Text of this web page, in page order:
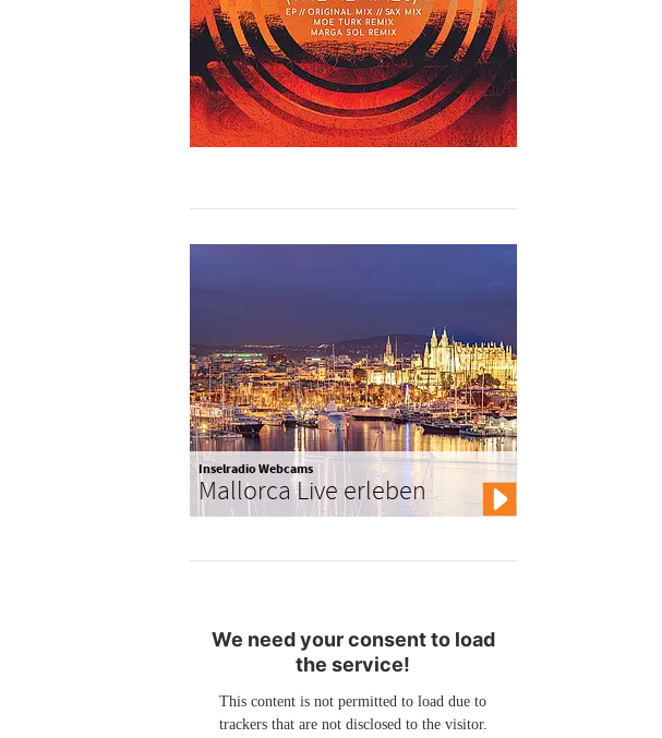
Inselradio Webcams
Mallorca Live erleben
We need your consent to load
the service!
This content is not permitted to load due to
trackers that are not disclosed to the visitor.